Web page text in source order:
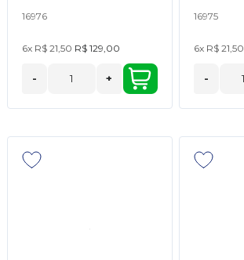
16976
6x R$ 21,50 R$ 129,00
- +
16975
6x R$ 21,50
-